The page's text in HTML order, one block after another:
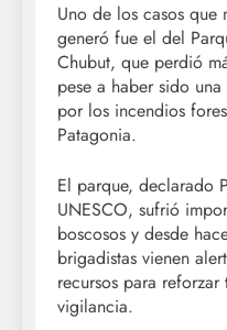
Uno de los casos que
generó fue el del
Chubut, que perdió
pese a haber sido
por los incendios
Patagonia.
El parque, declarado
UNESCO, sufrió
boscosos y desde
brigadistas vienen
recursos para
vigilancia.